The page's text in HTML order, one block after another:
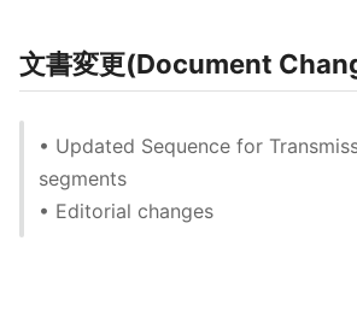
文書変更(Document
• Updated Sequence for
segments
• Editorial changes